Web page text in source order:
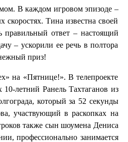
В каждом игровом эпизоде –
Тина известна своей
правильный ответ – настоящий
– ускорили ее речь в полтора
приз!
на «Пятнице!». В телепроекте
летний Ранель Тахтаганов из
который за 52 секунды
участвующий в раскопках на
также сын шоумена Дениса
профессионально занимается